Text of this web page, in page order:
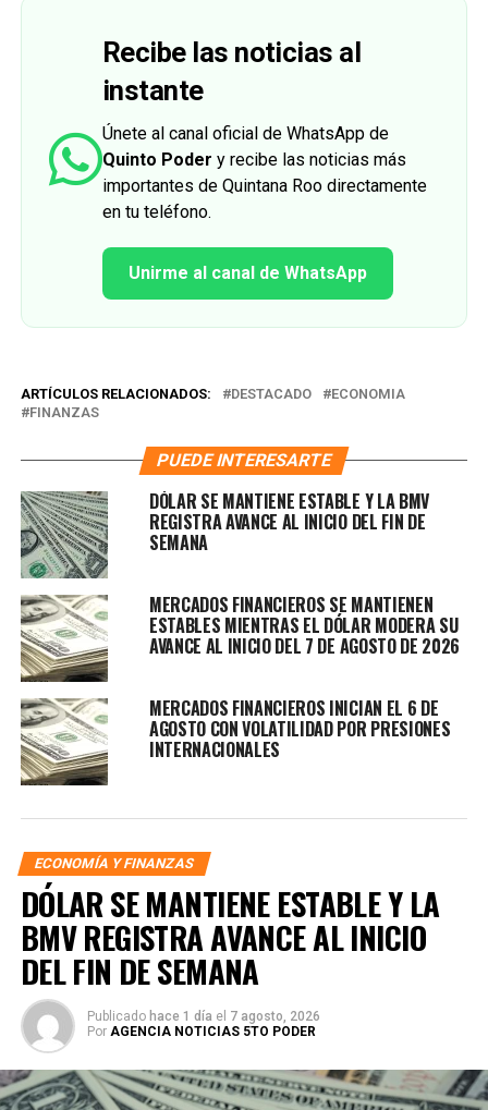
Recibe las noticias al
instante
Únete al canal oficial de WhatsApp de
Quinto Poder y recibe las noticias más
importantes de Quintana Roo directamente
en tu teléfono.
Unirme al canal de WhatsApp
ARTÍCULOS RELACIONADOS: DESTACADO
ECONOMIA
FINANZAS
PUEDE INTERESARTE
DÓLAR SE MANTIENE ESTABLE Y LA BMV
REGISTRA AVANCE AL INICIO DEL FIN DE
SEMANA
MERCADOS FINANCIEROS SE MANTIENEN
ESTABLES MIENTRAS EL DÓLAR MODERA SU
AVANCE AL INICIO DEL 7 DE AGOSTO DE 2026
MERCADOS FINANCIEROS INICIAN EL 6 DE
AGOSTO CON VOLATILIDAD POR PRESIONES
INTERNACIONALES
ECONOMÍA Y FINANZAS
DÓLAR SE MANTIENE ESTABLE Y LA
BMV REGISTRA AVANCE AL INICIO
DEL FIN DE SEMANA
Publicado hace 1 día el 7 agosto, 2026
Por AGENCIA NOTICIAS 5TO PODER